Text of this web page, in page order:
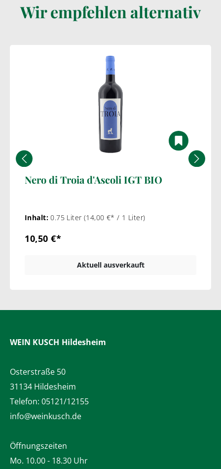
Wir empfehlen alternativ
Nero di Troia d'Ascoli IGT BIO
Inhalt:0.75 Liter (14,00 €* / 1 Liter)
10,50 €*
Aktuell ausverkauft
WEIN KUSCH Hildesheim
Osterstraße 50
31134 Hildesheim
Telefon: 05121/12155
info@weinkusch.de
Öffnungszeiten
Mo. 10.00 - 18.30 Uhr